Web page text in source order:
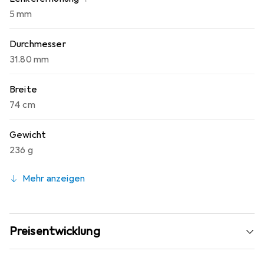
5 mm
Durchmesser
31.80 mm
Breite
74 cm
Gewicht
236 g
Mehr anzeigen
Preisentwicklung